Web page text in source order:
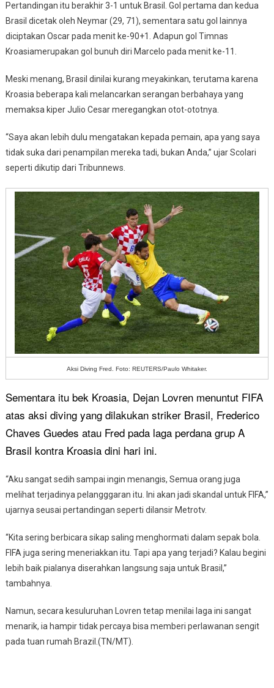
Pertandingan itu berakhir 3-1 untuk Brasil. Gol pertama dan kedua
Brasil dicetak oleh Neymar (29, 71), sementara satu gol lainnya
diciptakan Oscar pada menit ke-90+1. Adapun gol Timnas
Kroasiamerupakan gol bunuh diri Marcelo pada menit ke-11.
Meski menang, Brasil dinilai kurang meyakinkan, terutama karena
Kroasia beberapa kali melancarkan serangan berbahaya yang
memaksa kiper Julio Cesar meregangkan otot-ototnya.
“Saya akan lebih dulu mengatakan kepada pemain, apa yang saya
tidak suka dari penampilan mereka tadi, bukan Anda,” ujar Scolari
seperti dikutip dari Tribunnews.
Aksi Diving Fred. Foto: REUTERS/Paulo Whitaker.
Sementara itu bek Kroasia, Dejan Lovren menuntut FIFA
atas aksi diving yang dilakukan striker Brasil, Frederico
Chaves Guedes atau Fred pada laga perdana grup A
Brasil kontra Kroasia dini hari ini.
“Aku sangat sedih sampai ingin menangis, Semua orang juga
melihat terjadinya pelangggaran itu. Ini akan jadi skandal untuk FIFA,”
ujarnya seusai pertandingan seperti dilansir Metrotv.
“Kita sering berbicara sikap saling menghormati dalam sepak bola.
FIFA juga sering meneriakkan itu. Tapi apa yang terjadi? Kalau begini
lebih baik pialanya diserahkan langsung saja untuk Brasil,”
tambahnya.
Namun, secara kesuluruhan Lovren tetap menilai laga ini sangat
menarik, ia hampir tidak percaya bisa memberi perlawanan sengit
pada tuan rumah Brazil.(TN/MT).